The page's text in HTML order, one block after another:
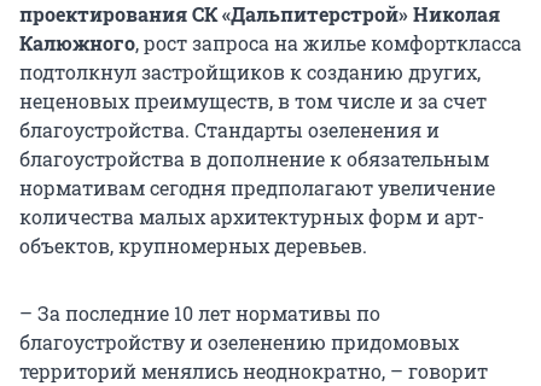
проектирования СК «Дальпитерстрой» Николая
Калюжного, рост запроса на жилье комфорткласса
подтолкнул застройщиков к созданию других,
неценовых преимуществ, в том числе и за счет
благоустройства. Стандарты озеленения и
благоустройства в дополнение к обязательным
нормативам сегодня предполагают увеличение
количества малых архитектурных форм и арт-
объектов, крупномерных деревьев.
– За последние 10 лет нормативы по
благоустройству и озеленению придомовых
территорий менялись неоднократно, – говорит